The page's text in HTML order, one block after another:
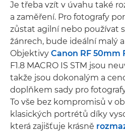
Je třeba vzít v úvahu také
a zaměření. Pro fotografy
zůstat agilní nebo používat
žánrech, bude ideální malý
Objektivy Canon RF 50mm
F1.8 MACRO IS STM jsou
takže jsou dokonalým a
doplňkem sady pro
To vše bez kompromisů v
klasických portrétů díky
která zajišťuje krásně